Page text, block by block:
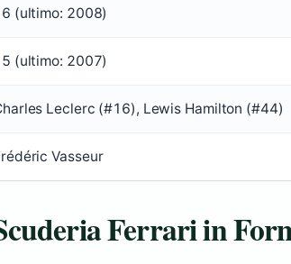
(ultimo: 2008)
(ultimo: 2007)
Leclerc (#16), Lewis Hamilton (#44)
Vasseur
Ferrari in